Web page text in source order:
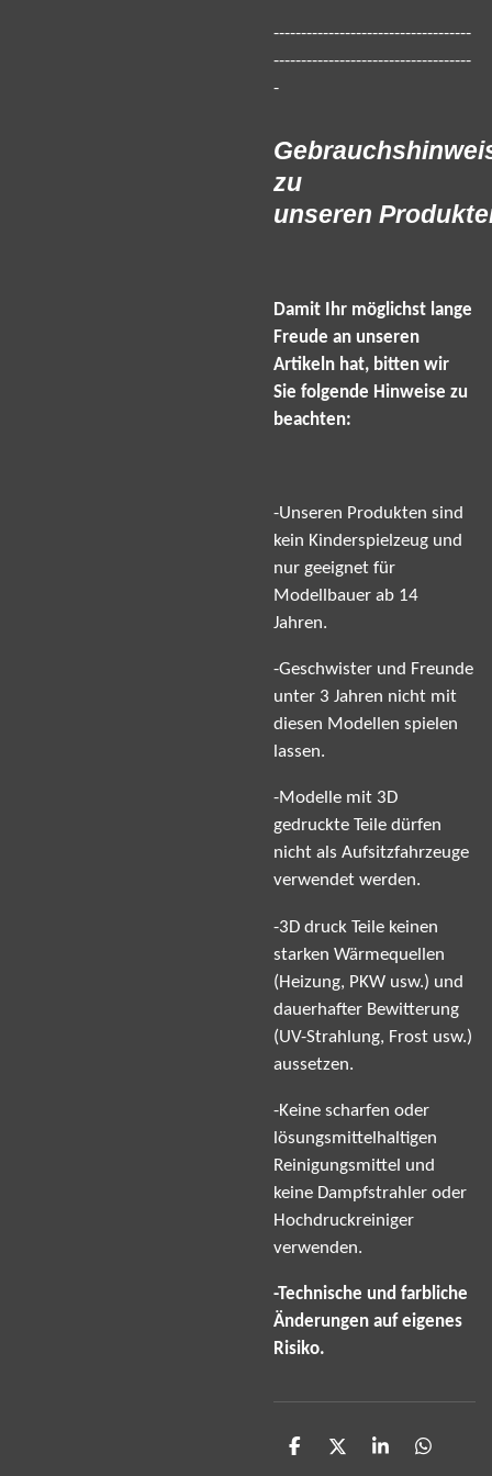
------------------------------------
------------------------------------
-
zu
unseren
Damit Ihr möglichst lange
Freude an unseren
Artikeln hat, bitten wir
Sie folgende Hinweise zu
beachten:
-Unseren Produkten sind
kein Kinderspielzeug und
nur geeignet für
Modellbauer ab 14
Jahren.
-Geschwister und Freunde
unter 3 Jahren nicht mit
diesen Modellen spielen
lassen.
-Modelle mit 3D
gedruckte Teile dürfen
nicht als Aufsitzfahrzeuge
verwendet werden.
-3D druck Teile keinen
starken Wärmequellen
(Heizung, PKW usw.) und
dauerhafter Bewitterung
(UV-Strahlung, Frost usw.)
aussetzen.
-Keine scharfen oder
lösungsmittelhaltigen
Reinigungsmittel und
keine Dampfstrahler oder
Hochdruckreiniger
verwenden.
-Technische und farbliche
Änderungen auf eigenes
Risiko.
T
T
T
T